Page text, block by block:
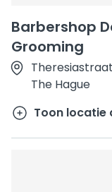
Barbershop
Grooming
The Hague
Toon locatie